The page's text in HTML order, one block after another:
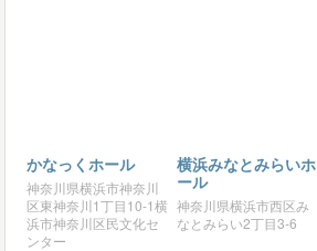
かなっくホール
神奈川県横浜市神奈川
区東神奈川1丁目10-1横
浜市神奈川区民文化セ
ンター
横浜みなとみらいホ
ール
神奈川県横浜市西区み
なとみらい2丁目3-6